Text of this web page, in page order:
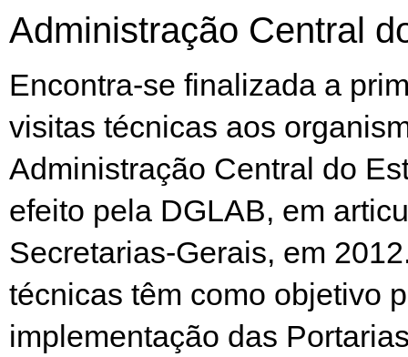
Administração Central
Encontra-se finalizada a
visitas técnicas aos
Administração Central do
efeito pela DGLAB, em
Secretarias-Gerais, em
técnicas têm como objetivo
implementação das